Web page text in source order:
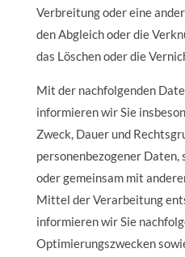
Verbreitung oder eine
den Abgleich oder die
das Löschen oder die
Mit der nachfolgenden
informieren wir Sie
Zweck, Dauer und
personenbezogener
oder gemeinsam mit
Mittel der Verarbeitung
informieren wir Sie
Optimierungszwecken